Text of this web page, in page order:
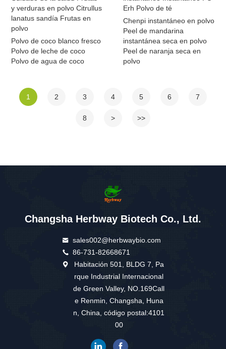
y verduras en polvo Citrullus
lanatus sandía Frutas en
polvo
Polvo de coco blanco fresco
Polvo de leche de coco
Polvo de agua de coco
Erh Polvo de té
Chenpi instantáneo en polvo
Peel de mandarina
instantánea seca en polvo
Peel de naranja seca en
polvo
1 2 3 4 5 6 7
8 > >>
Changsha Herbway Biotech Co., Ltd.
sales002@herbwaybio.com
86-731-82668671
Habitación 501, BLDG 7, Pa
rque Industrial Internacional
de Green Valley, NO.169Call
e Renmin, Changsha, Huna
n, China, código postal:4101
00